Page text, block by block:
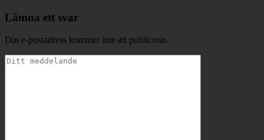
Lämna ett svar
Din e-postadress kommer inte att publiceras.